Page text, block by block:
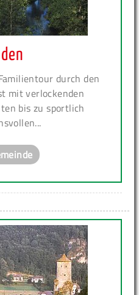
durch den
mit verlockenden
bis zu sportlich